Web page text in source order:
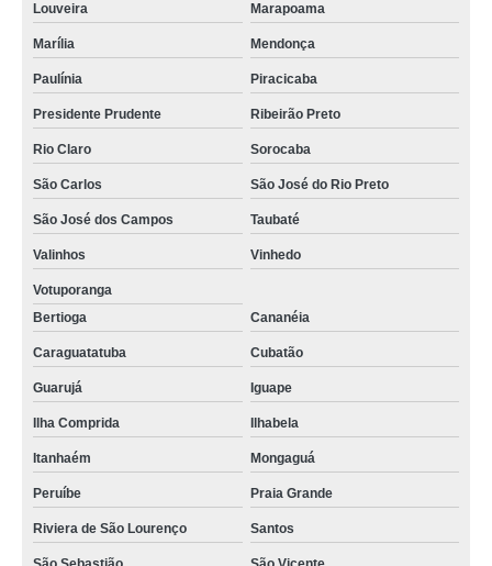
Louveira Marapoama
Marília Mendonça
Paulínia Piracicaba
Presidente Prudente Ribeirão Preto
Rio Claro Sorocaba
São Carlos São José do Rio Preto
São José dos Campos Taubaté
Valinhos Vinhedo
Votuporanga
Bertioga
Cananéia
Caraguatatuba Cubatão
Guarujá Iguape
Ilha Comprida Ilhabela
Itanhaém Mongaguá
Peruíbe Praia Grande
Riviera de São Lourenço Santos